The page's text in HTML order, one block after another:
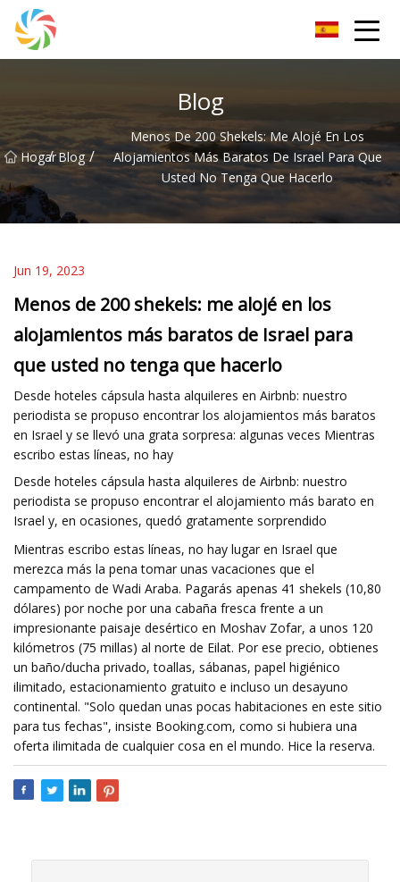
Blog
Hogar
/ Blog /
Menos De 200 Shekels: Me Alojé En Los
Alojamientos Más Baratos De Israel Para Que
Usted No Tenga Que Hacerlo
Jun 19, 2023
Menos de 200 shekels: me alojé en los
alojamientos más baratos de Israel para
que usted no tenga que hacerlo
Desde hoteles cápsula hasta alquileres en Airbnb: nuestro
periodista se propuso encontrar los alojamientos más baratos
en Israel y se llevó una grata sorpresa: algunas veces Mientras
escribo estas líneas, no hay
Desde hoteles cápsula hasta alquileres de Airbnb: nuestro
periodista se propuso encontrar el alojamiento más barato en
Israel y, en ocasiones, quedó gratamente sorprendido
Mientras escribo estas líneas, no hay lugar en Israel que
merezca más la pena tomar unas vacaciones que el
campamento de Wadi Araba. Pagarás apenas 41 shekels (10,80
dólares) por noche por una cabaña fresca frente a un
impresionante paisaje desértico en Moshav Zofar, a unos 120
kilómetros (75 millas) al norte de Eilat. Por ese precio, obtienes
un baño/ducha privado, toallas, sábanas, papel higiénico
ilimitado, estacionamiento gratuito e incluso un desayuno
continental. "Solo quedan unas pocas habitaciones en este sitio
para tus fechas", insiste Booking.com, como si hubiera una
oferta ilimitada de cualquier cosa en el mundo. Hice la reserva.